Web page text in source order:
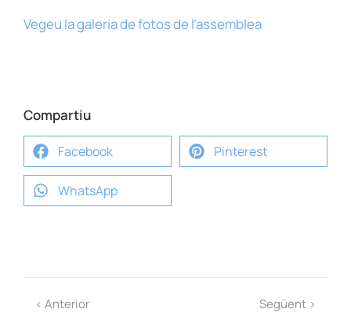
Vegeu la galeria de fotos de l’assemblea
Compartiu
Facebook Pinterest
WhatsApp
< Anterior Següent >